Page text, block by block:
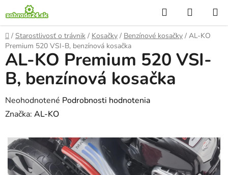
na
obsah
Hľadať
KOŠÍK
Domov
/ Starostlivosť o trávnik / Kosačky / Benzínové kosačky / AL-KO
Premium 520 VSI-B, benzínová kosačka
AL-KO Premium 520 VSI-
B, benzínová kosačka
Priemerné
hodnotenie
je
0,0
z
Neohodnotené Podrobnosti hodnotenia
Značka: AL-KO